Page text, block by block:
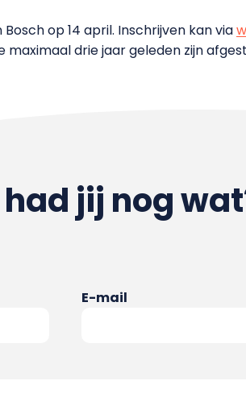
op 14 april. Inschrijven kan via
drie jaar geleden zijn
had jij nog
E-mail